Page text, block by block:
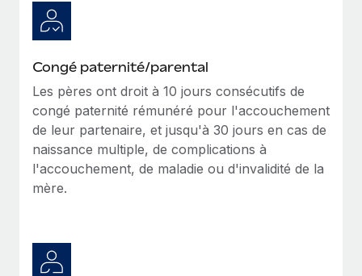
Congé paternité/parental
Les pères ont droit à 10 jours consécutifs de
congé paternité rémunéré pour l'accouchement
de leur partenaire, et jusqu'à 30 jours en cas de
naissance multiple, de complications à
l'accouchement, de maladie ou d'invalidité de la
mère.